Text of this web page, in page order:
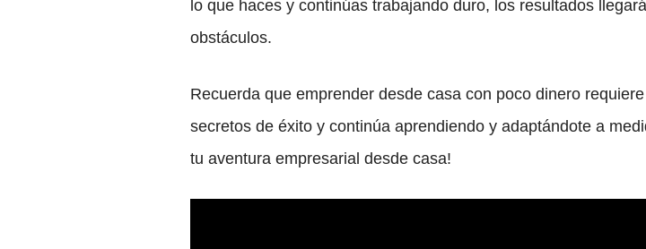
lo que haces y continúas trabajando duro, los resultados
obstáculos.
Recuerda que emprender desde casa con poco dinero
secretos de éxito y continúa aprendiendo y adaptándote a
tu aventura empresarial desde casa!